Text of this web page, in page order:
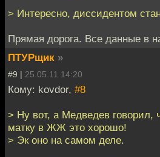
> Интересно, диссидентом
Прямая дорога. Все данные в
ПТУРщик »
#9 | 25.05.11 14:20
Кому: kovdor, #8
> Ну вот, а Медведев говорил,
матку в ЖЖ это хорошо!
> Эк оно на самом деле.